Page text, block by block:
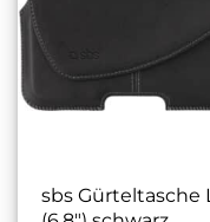
sbs Gürteltasche L